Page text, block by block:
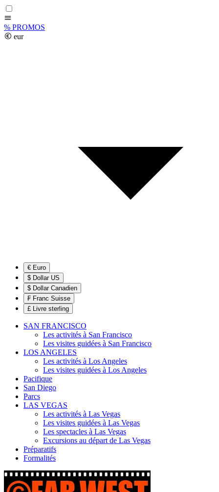
% PROMOS
eur
€ Euro
$ Dollar US
$ Dollar Canadien
₣ Franc Suisse
£ Livre sterling
SAN FRANCISCO
Les activités à San Francisco
Les visites guidées à San Francisco
LOS ANGELES
Les activités à Los Angeles
Les visites guidées à Los Angeles
Pacifique
San Diego
Parcs
LAS VEGAS
Les activités à Las Vegas
Les visites guidées à Las Vegas
Les spectacles à Las Vegas
Excursions au départ de Las Vegas
Préparatifs
Formalités